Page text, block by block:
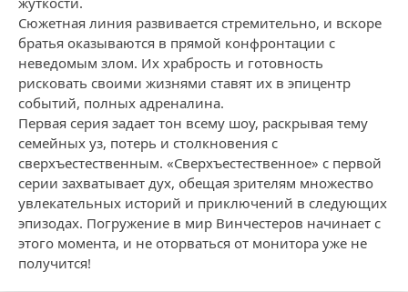
Сюжетная линия развивается стремительно, и вскоре
братья оказываются в прямой конфронтации с
неведомым злом. Их храбрость и готовность
рисковать своими жизнями ставят их в эпицентр
событий, полных адреналина.
Первая серия задает тон всему шоу, раскрывая тему
семейных уз, потерь и столкновения с
сверхъестественным. «Сверхъестественное» с первой
серии захватывает дух, обещая зрителям множество
увлекательных историй и приключений в следующих
эпизодах. Погружение в мир Винчестеров начинает с
этого момента, и не оторваться от монитора уже не
получится!